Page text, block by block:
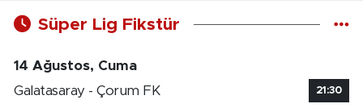
Süper Lig Fikstür
14 Ağustos, Cuma
Galatasaray - Çorum FK
21:30